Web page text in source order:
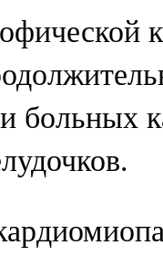
больных